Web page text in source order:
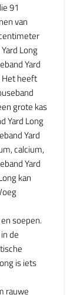
91
van
Long
Yard
Het heeft
grote kas
Yard Long
Yard
calcium,
Yard
kan
soepen.
de
is iets
rauwe